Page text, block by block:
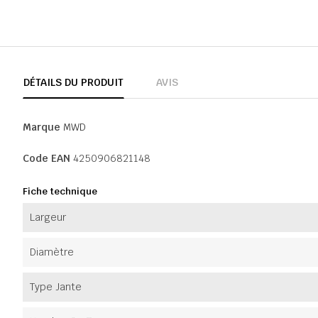
DÉTAILS DU PRODUIT AVIS
Marque MWD
Code EAN 4250906821148
Fiche technique
Largeur
Diamètre
Type Jante